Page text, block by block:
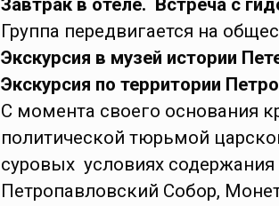
Завтрак в отеле. Встреча с
Группа передвигается на
Экскурсия в музей истории
Экскурсия по территории
С момента своего основания
политической тюрьмой
суровых условиях
Петропавловский Собор,